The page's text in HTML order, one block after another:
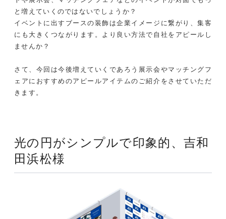
と増えていくのではないでしょうか？
イベントに出すブースの装飾は企業イメージに繋がり、集客
にも大きくつながります。より良い方法で自社をアピールし
ませんか？
さて、今回は今後増えていくであろう展示会やマッチングフ
ェアにおすすめのアピールアイテムのご紹介をさせていただ
きます。
光の円がシンプルで印象的、 吉和
田浜松様